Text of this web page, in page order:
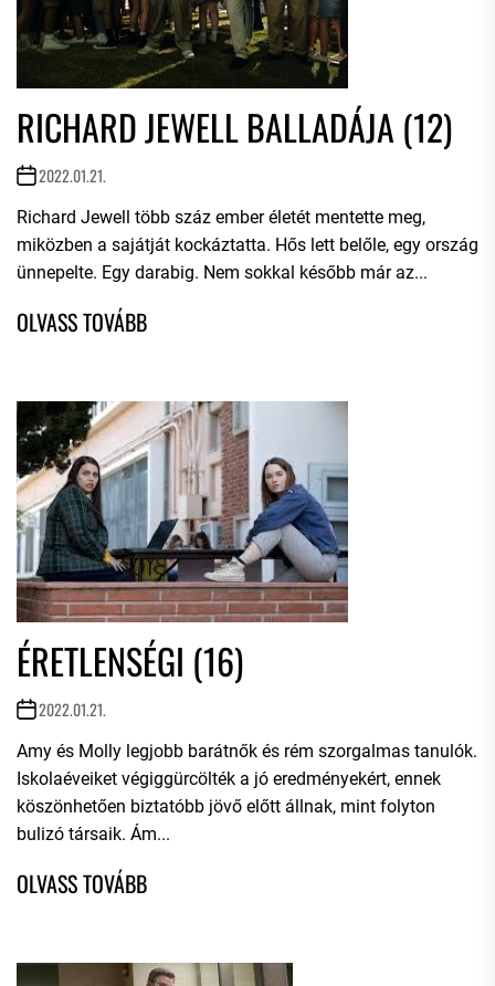
RICHARD JEWELL BALLADÁJA (12)
2022.01.21.
Richard Jewell több száz ember életét mentette meg,
miközben a sajátját kockáztatta. Hős lett belőle, egy ország
ünnepelte. Egy darabig. Nem sokkal később már az...
ÉRETLENSÉGI (16)
2022.01.21.
Amy és Molly legjobb barátnők és rém szorgalmas tanulók.
Iskolaéveiket végiggürcölték a jó eredményekért, ennek
köszönhetően biztatóbb jövő előtt állnak, mint folyton
bulizó társaik. Ám...